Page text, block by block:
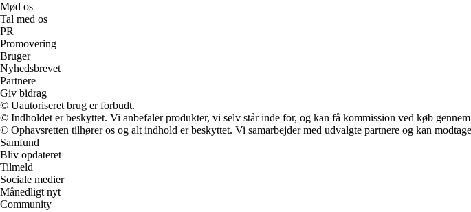
Mød os
Tal med os
PR
Promovering
Bruger
Nyhedsbrevet
Partnere
Giv bidrag
© Uautoriseret brug er forbudt.
© Indholdet er beskyttet. Vi anbefaler produkter, vi selv står inde for, og kan få kommission ved køb
© Ophavsretten tilhører os og alt indhold er beskyttet. Vi samarbejder med udvalgte partnere og kan
Samfund
Bliv opdateret
Tilmeld
Sociale medier
Månedligt nyt
Community